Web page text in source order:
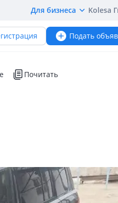
Для бизнеса Kolesa
Подать
Почитать